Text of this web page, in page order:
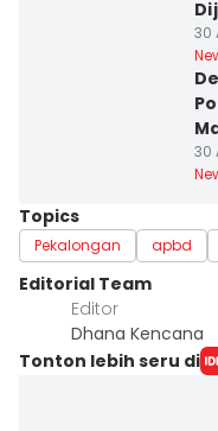
30
30
Topics
Pekalongan apbd
Editorial Team
Editor
Dhana Kencana
Tonton lebih seru di